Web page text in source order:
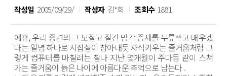
작성일 2005/09/29/ 작성자 김*희 조회수 1881
에휴, 우리 중년의 그 모질고 질긴 망각 증세를 무릎쓰고 배우겠
다는 일념 하나로 시집살이 참아내듯 자식키우는 즐거움처럼 그
렇게 컴퓨터를 마칠려는 찰나 지난 몇개월이 주마등 같이 스쳐
가는 즐거움이 늙은 나이에 아름다운 추억으로 남는다 .